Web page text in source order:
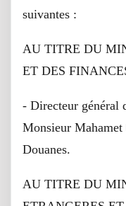
suivantes :
AU TITRE DU
ET DES
- Directeur général
Monsieur
Douanes.
AU TITRE DU